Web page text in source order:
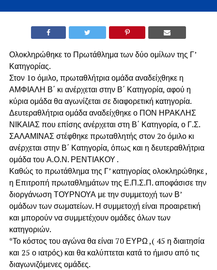
Ολοκληρώθηκε το Πρωτάθλημα των δύο ομίλων της Γ’
Κατηγορίας.
Στον 1ο όμιλο, πρωταθλήτρια ομάδα αναδείχθηκε η
ΑΜΦΙΑΛΗ Β΄ κι ανέρχεται στην Β΄ Κατηγορία, αφού η
κύρια ομάδα θα αγωνίζεται σε διαφορετική κατηγορία.
Δευτεραθλήτρια ομάδα αναδείχθηκε ο ΠΟΝ ΗΡΑΚΛΗΣ
ΝΙΚΑΙΑΣ που επίσης ανέρχεται στη Β΄ Κατηγορία, ο Γ.Σ.
ΣΑΛΑΜΙΝΑΣ στέφθηκε πρωταθλητής στον 2ο όμιλο κι
ανέρχεται στην Β΄ Κατηγορία, όπως και η δευτεραθλήτρια
ομάδα του Α.Ο.Ν. ΡΕΝΤΙΑΚΟΥ .
Καθώς το πρωτάθλημα της Γ’ κατηγορίας ολοκληρώθηκε ,
η Επιτροπή πρωταθλημάτων της Ε.Π.Σ.Π. αποφάσισε την
διοργάνωση ΤΟΥΡΝΟΥΑ με την συμμετοχή των Β’
ομάδων των σωματείων. Η συμμετοχή είναι προαιρετική
και μπορούν να συμμετέχουν ομάδες όλων των
κατηγοριών.
*Το κόστος του αγώνα θα είναι 70 ΕΥΡΩ ,( 45 η διαιτησία
και 25 ο ιατρός) και θα καλύπτεται κατά το ήμισυ από τις
διαγωνιζόμενες ομάδες.